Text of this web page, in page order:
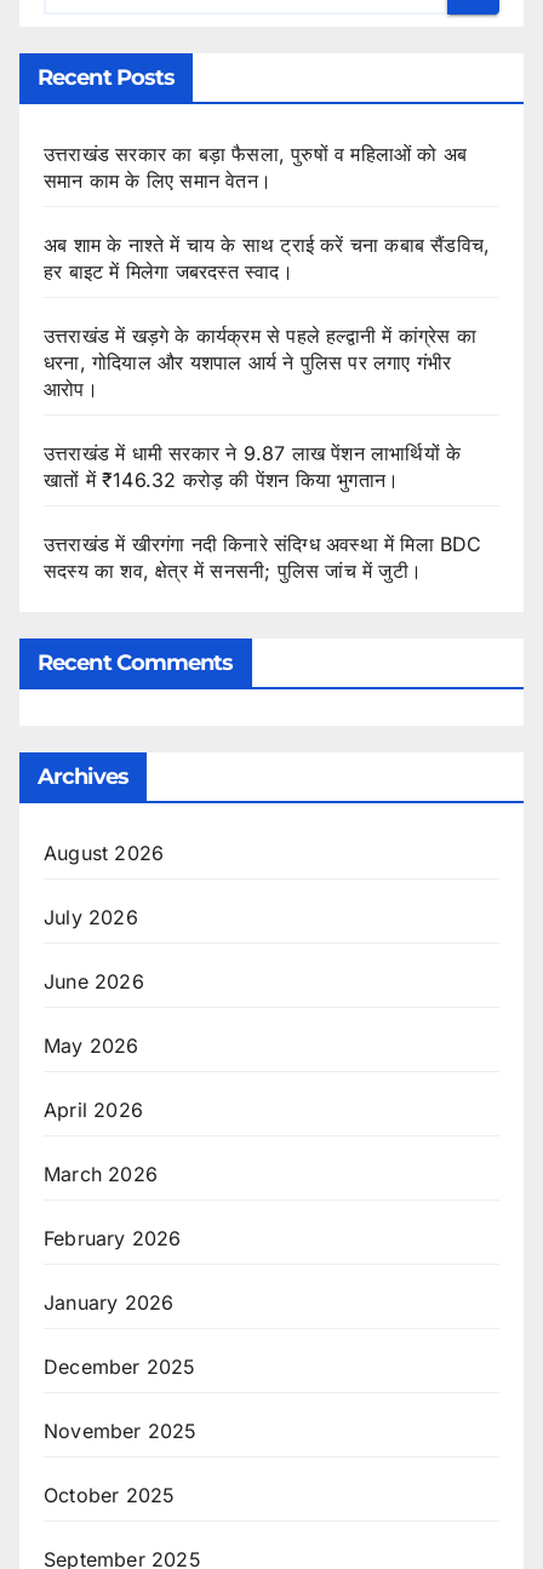
Recent Posts
उत्तराखंड सरकार का बड़ा फैसला, पुरुषों व महिलाओं को अब
समान काम के लिए समान वेतन।
अब शाम के नाश्ते में चाय के साथ ट्राई करें चना कबाब सैंडविच,
हर बाइट में मिलेगा जबरदस्त स्वाद।
उत्तराखंड में खड़गे के कार्यक्रम से पहले हल्द्वानी में कांग्रेस का
धरना, गोदियाल और यशपाल आर्य ने पुलिस पर लगाए गंभीर
आरोप।
उत्तराखंड में धामी सरकार ने 9.87 लाख पेंशन लाभार्थियों के
खातों में ₹146.32 करोड़ की पेंशन किया भुगतान।
उत्तराखंड में खीरगंगा नदी किनारे संदिग्ध अवस्था में मिला BDC
सदस्य का शव, क्षेत्र में सनसनी; पुलिस जांच में जुटी।
Recent Comments
Archives
August 2026
July 2026
June 2026
May 2026
April 2026
March 2026
February 2026
January 2026
December 2025
November 2025
October 2025
September 2025